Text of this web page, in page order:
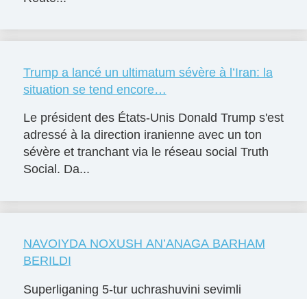
Trump a lancé un ultimatum sévère à l’Iran: la
situation se tend encore…
Le président des États-Unis Donald Trump s'est
adressé à la direction iranienne avec un ton
sévère et tranchant via le réseau social Truth
Social. Da...
NAVOIYDA NOXUSH AN’ANAGA BARHAM
BERILDI
Superliganing 5-tur uchrashuvini sevimli